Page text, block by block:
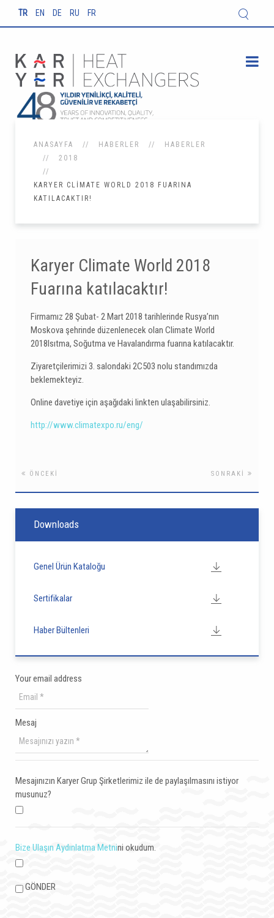
TR EN DE RU FR
ANASAYFA HABERLER
HABERLER
2018
KARYER CLIMATE WORLD 2018 FUARINA
KATILACAKTIR!
Karyer Climate World 2018
Fuarına katılacaktır!
Firmamız 28 Şubat- 2 Mart 2018 tarihlerinde Rusya’nın
Moskova şehrinde düzenlenecek olan Climate World
2018Isıtma, Soğutma ve Havalandırma fuarına katılacaktır.
Ziyaretçilerimizi 3. salondaki 2C503 nolu standımızda
beklemekteyiz.
Online davetiye için aşağıdaki linkten ulaşabilirsiniz.
http://www.climatexpo.ru/eng/
ÖNCEKI SONRAKI
Downloads
Genel Ürün Kataloğu
Sertifikalar
Haber Bültenleri
Your email address
Mesaj
Mesajınızın Karyer Grup Şirketlerimiz ile de paylaşılmasını istiyor
musunuz?
Bize Ulaşın Aydınlatma Metnini okudum.
GÖNDER